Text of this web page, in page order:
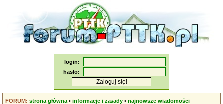
login:
hasło:
FORUM: strona główna •informacje i zasady •najnowsze wiadomości